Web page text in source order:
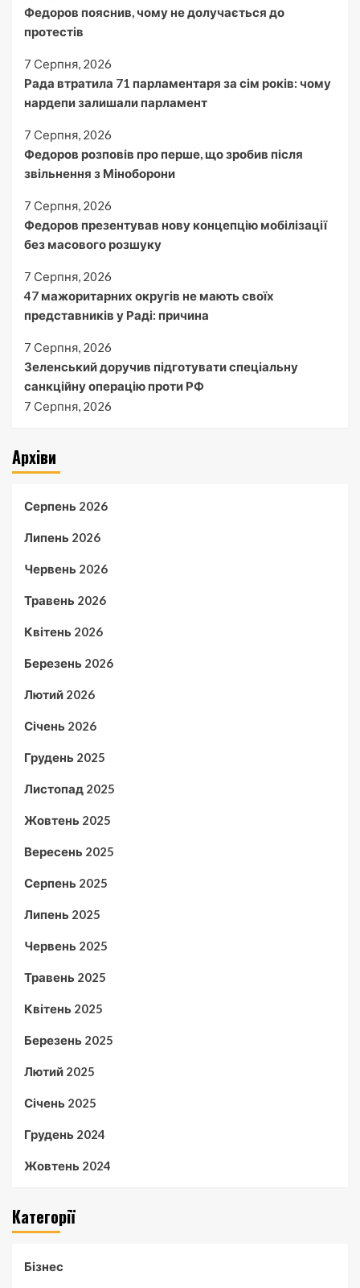
Федоров пояснив, чому не долучається до
протестів
7 Серпня, 2026
Рада втратила 71 парламентаря за сім років: чому
нардепи залишали парламент
7 Серпня, 2026
Федоров розповів про перше, що зробив після
звільнення з Міноборони
7 Серпня, 2026
Федоров презентував нову концепцію мобілізації
без масового розшуку
7 Серпня, 2026
47 мажоритарних округів не мають своїх
представників у Раді: причина
7 Серпня, 2026
Зеленський доручив підготувати спеціальну
санкційну операцію проти РФ
7 Серпня, 2026
Архіви
Серпень 2026
Липень 2026
Червень 2026
Травень 2026
Квітень 2026
Березень 2026
Лютий 2026
Січень 2026
Грудень 2025
Листопад 2025
Жовтень 2025
Вересень 2025
Серпень 2025
Липень 2025
Червень 2025
Травень 2025
Квітень 2025
Березень 2025
Лютий 2025
Січень 2025
Грудень 2024
Жовтень 2024
Категорії
Бізнес